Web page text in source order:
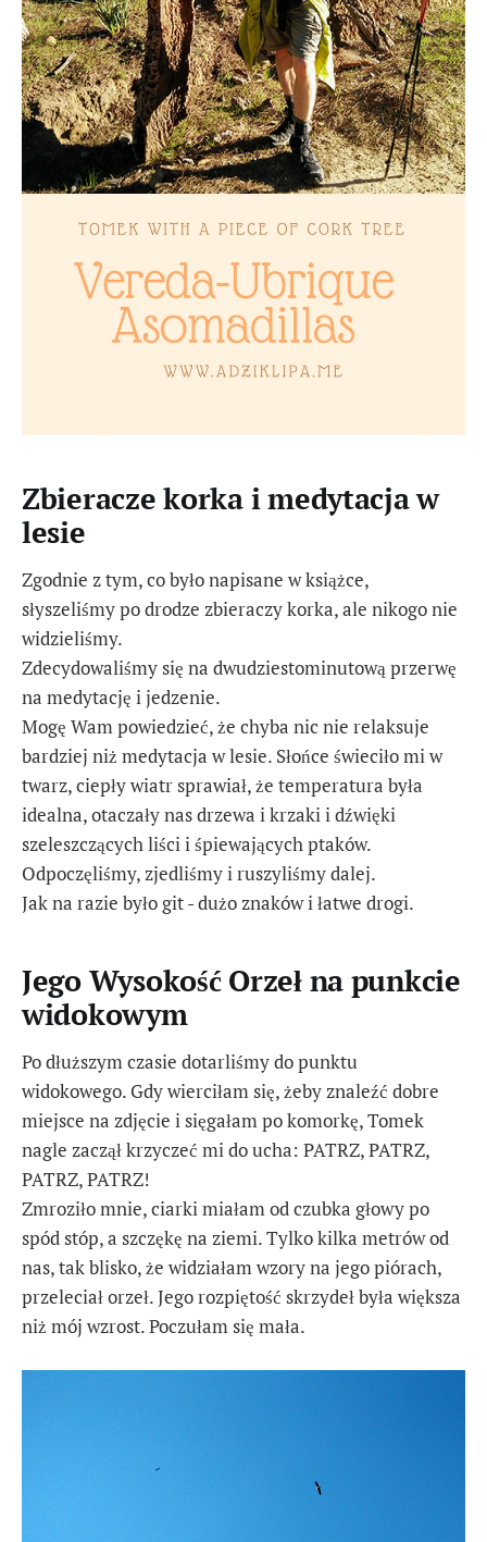
Zbieracze korka i medytacja w
lesie
Zgodnie z tym, co było napisane w książce,
słyszeliśmy po drodze zbieraczy korka, ale nikogo nie
widzieliśmy.
Zdecydowaliśmy się na dwudziestominutową przerwę
na medytację i jedzenie.
Mogę Wam powiedzieć, że chyba nic nie relaksuje
bardziej niż medytacja w lesie. Słońce świeciło mi w
twarz, ciepły wiatr sprawiał, że temperatura była
idealna, otaczały nas drzewa i krzaki i dźwięki
szeleszczących liści i śpiewających ptaków.
Odpoczęliśmy, zjedliśmy i ruszyliśmy dalej.
Jak na razie było git - dużo znaków i łatwe drogi.
Jego Wysokość Orzeł na punkcie
widokowym
Po dłuższym czasie dotarliśmy do punktu
widokowego. Gdy wierciłam się, żeby znaleźć dobre
miejsce na zdjęcie i sięgałam po komorkę, Tomek
nagle zaczął krzyczeć mi do ucha: PATRZ, PATRZ,
PATRZ, PATRZ!
Zmroziło mnie, ciarki miałam od czubka głowy po
spód stóp, a szczękę na ziemi. Tylko kilka metrów od
nas, tak blisko, że widziałam wzory na jego piórach,
przeleciał orzeł. Jego rozpiętość skrzydeł była większa
niż mój wzrost. Poczułam się mała.